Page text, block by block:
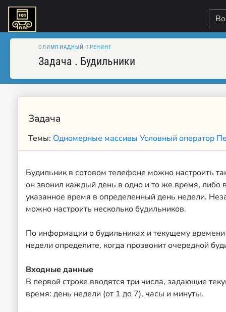
ОЛИМПИАДНЫЙ ТРЕНИНГ
Задача . Будильники
Задача
Темы: Одномерные массивы Условный оператор
Будильник в сотовом телефоне можно настроить
он звонил каждый день в одно и то же время, либо
указанное время в определенный день недели.
можно настроить несколько будильников.
По информации о будильниках и текущему
недели определите, когда прозвонит очередной
Входные данные
В первой строке вводятся три числа, задающие
время: день недели (от 1 до 7), часы и минуты.